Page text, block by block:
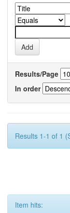
Results/Page
In order
Results 1-1 of 1
Item hits: